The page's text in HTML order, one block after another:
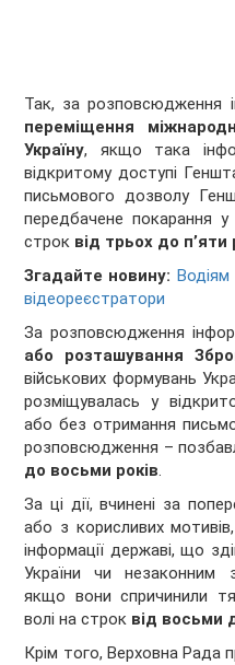
Так, за розповсюдження
переміщення
Україну, якщо така
відкритому доступі
письмового дозволу
передбачене покарання у
строк від трьох до п’яти
Згадайте новину:
відеореєстратори
За розповсюдження
або розташування
військових формувань
розміщувалась у
або без отримання
розповсюдження –
до восьми років.
За ці дії, вчинені за
або з корисливих
інформації державі, що
України чи незаконним
якщо вони спричинили
волі на строк від восьми
Крім того, Верховна Рада